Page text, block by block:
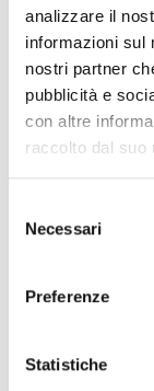
analizzare il
informazioni sul
nostri partner
pubblicità e
con altre
raccolto dal suo
delNecessari
Preferenze
Statistiche
PERCHÉ È
METODI DI